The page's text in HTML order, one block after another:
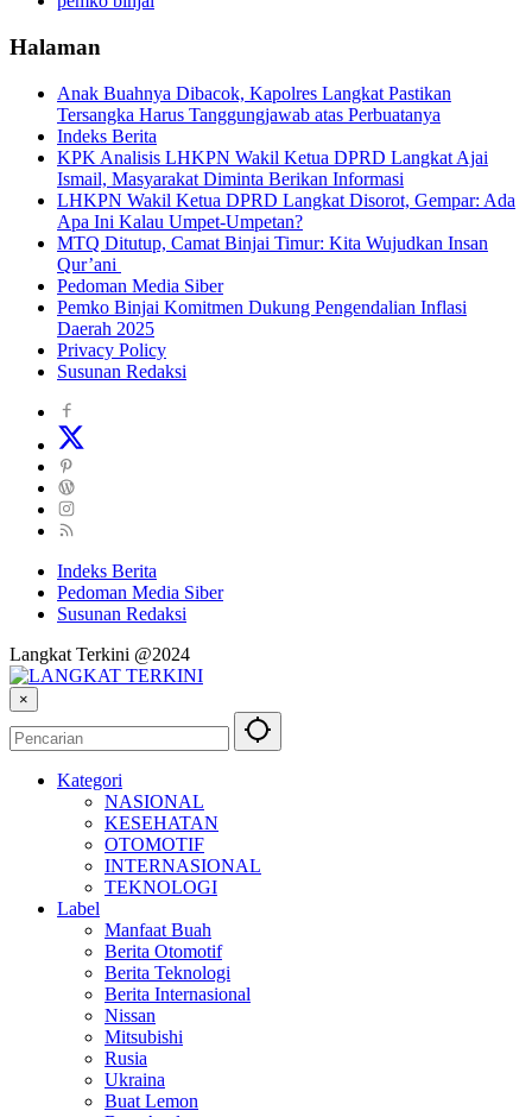
Halaman
Anak Buahnya Dibacok, Kapolres Langkat Pastikan
Tersangka Harus Tanggungjawab atas Perbuatanya
Indeks Berita
KPK Analisis LHKPN Wakil Ketua DPRD Langkat Ajai
Ismail, Masyarakat Diminta Berikan Informasi
LHKPN Wakil Ketua DPRD Langkat Disorot, Gempar: Ada
Apa Ini Kalau Umpet-Umpetan?
MTQ Ditutup, Camat Binjai Timur: Kita Wujudkan Insan
Qur’ani
Pedoman Media Siber
Pemko Binjai Komitmen Dukung Pengendalian Inflasi
Daerah 2025
Privacy Policy
Susunan Redaksi
Indeks Berita
Pedoman Media Siber
Susunan Redaksi
Langkat Terkini @2024
×
Kategori
NASIONAL
KESEHATAN
OTOMOTIF
INTERNASIONAL
TEKNOLOGI
Label
Manfaat Buah
Berita Otomotif
Berita Teknologi
Berita Internasional
Nissan
Mitsubishi
Rusia
Ukraina
Buat Lemon